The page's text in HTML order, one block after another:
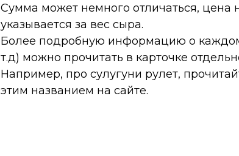
Сумма может немного отличаться, цена
указывается за вес сыра.
Более подробную информацию о
т.д) можно прочитать в карточке
Например, про сулугуни рулет,
этим названием на сайте.